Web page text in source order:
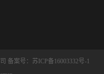
备案号：苏ICP备16003332号-1